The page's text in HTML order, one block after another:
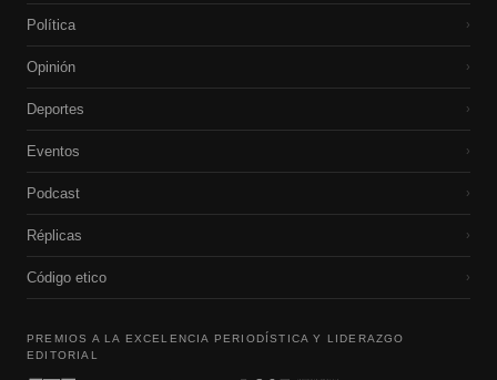
Política ›
Opinión ›
Deportes ›
Eventos ›
Podcast ›
Réplicas ›
Código etico ›
PREMIOS A LA EXCELENCIA PERIODÍSTICA Y LIDERAZGO
EDITORIAL